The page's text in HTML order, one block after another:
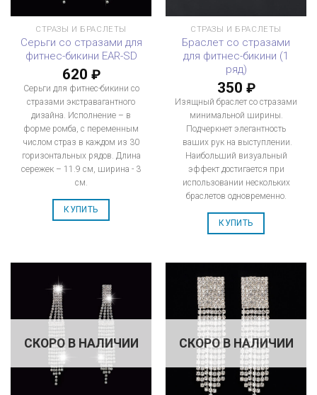
СТРАЗЫ И БРАСЛЕТЫ
Серьги со стразами для
фитнес-бикини EAR-SD
620 ₽
Серьги для фитнес-бикини со
стразами экстравагантного
дизайна. Исполнение – в
форме ромба, с переменным
числом страз в каждом из 30
горизонтальных рядов. Длина
сережек – 11.9 см, ширина - 3
см.
КУПИТЬ
СТРАЗЫ И БРАСЛЕТЫ
Браслет со стразами
для фитнес-бикини (1
ряд)
350 ₽
Изящный браслет со стразами
минимальной ширины.
Подчеркнет элегантность
ваших рук на выступлении.
Наибольший визуальный
эффект достигается при
использовании нескольких
браслетов одновременно.
КУПИТЬ
СКОРО В НАЛИЧИИ СКОРО В НАЛИЧИИ